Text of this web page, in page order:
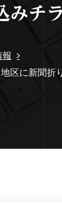
みチ
区に新聞折